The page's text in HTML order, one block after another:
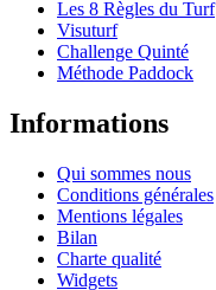
Les 8 Règles du Turf
Visuturf
Challenge Quinté
Méthode Paddock
Informations
Qui sommes nous
Conditions générales
Mentions légales
Bilan
Charte qualité
Widgets